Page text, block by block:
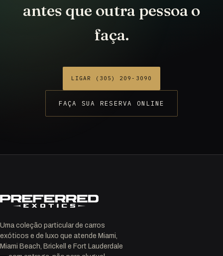
antes que outra pessoa o
faça.
LIGAR (305) 209-3090
FAÇA SUA RESERVA ONLINE
Uma coleção particular de carros
exóticos e de luxo que atende Miami,
Miami Beach, Brickell e Fort Lauderdale